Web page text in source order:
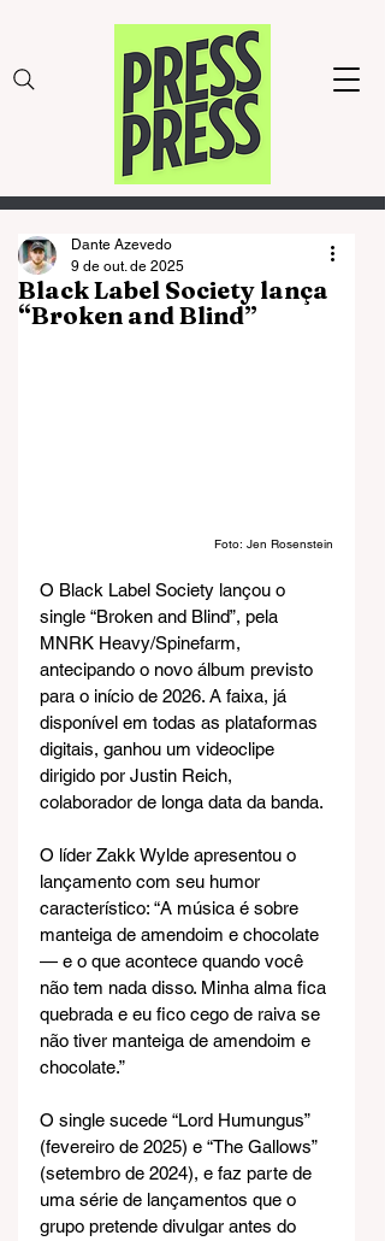
Black Label Society lança
“Broken and Blind”
Dante Azevedo
9 de out. de 2025
Foto: Jen Rosenstein
O Black Label Society lançou o
single “Broken and Blind”, pela
MNRK Heavy/Spinefarm,
antecipando o novo álbum previsto
para o início de 2026. A faixa, já
disponível em todas as plataformas
digitais, ganhou um videoclipe
dirigido por Justin Reich,
colaborador de longa data da banda.
O líder Zakk Wylde apresentou o
lançamento com seu humor
característico: “A música é sobre
manteiga de amendoim e chocolate
— e o que acontece quando você
não tem nada disso. Minha alma fica
quebrada e eu fico cego de raiva se
não tiver manteiga de amendoim e
chocolate.”
O single sucede “Lord Humungus”
(fevereiro de 2025) e “The Gallows”
(setembro de 2024), e faz parte de
uma série de lançamentos que o
grupo pretende divulgar antes do